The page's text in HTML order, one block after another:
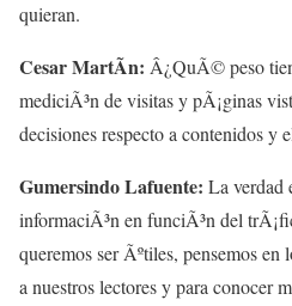
quieran.
Cesar MartÃ­n: Â¿QuÃ© peso
mediciÃ³n de visitas y pÃ¡ginas
decisiones respecto a contenidos y
Gumersindo Lafuente: La verdad
informaciÃ³n en funciÃ³n del
queremos ser Ãºtiles, pensemos en
a nuestros lectores y para conocer